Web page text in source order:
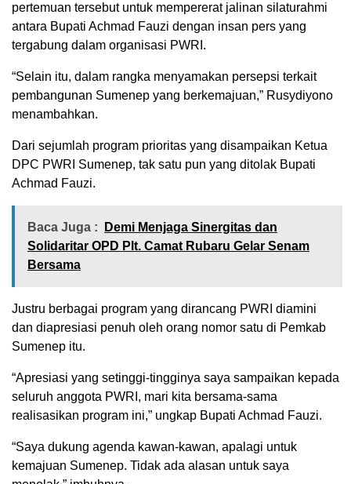
pertemuan tersebut untuk mempererat jalinan silaturahmi
antara Bupati Achmad Fauzi dengan insan pers yang
tergabung dalam organisasi PWRI.
“Selain itu, dalam rangka menyamakan persepsi terkait
pembangunan Sumenep yang berkemajuan,” Rusydiyono
menambahkan.
Dari sejumlah program prioritas yang disampaikan Ketua
DPC PWRI Sumenep, tak satu pun yang ditolak Bupati
Achmad Fauzi.
Baca Juga :
Demi Menjaga Sinergitas dan
Solidaritar OPD Plt. Camat Rubaru Gelar Senam
Bersama
Justru berbagai program yang dirancang PWRI diamini
dan diapresiasi penuh oleh orang nomor satu di Pemkab
Sumenep itu.
“Apresiasi yang setinggi-tingginya saya sampaikan kepada
seluruh anggota PWRI, mari kita bersama-sama
realisasikan program ini,” ungkap Bupati Achmad Fauzi.
“Saya dukung agenda kawan-kawan, apalagi untuk
kemajuan Sumenep. Tidak ada alasan untuk saya